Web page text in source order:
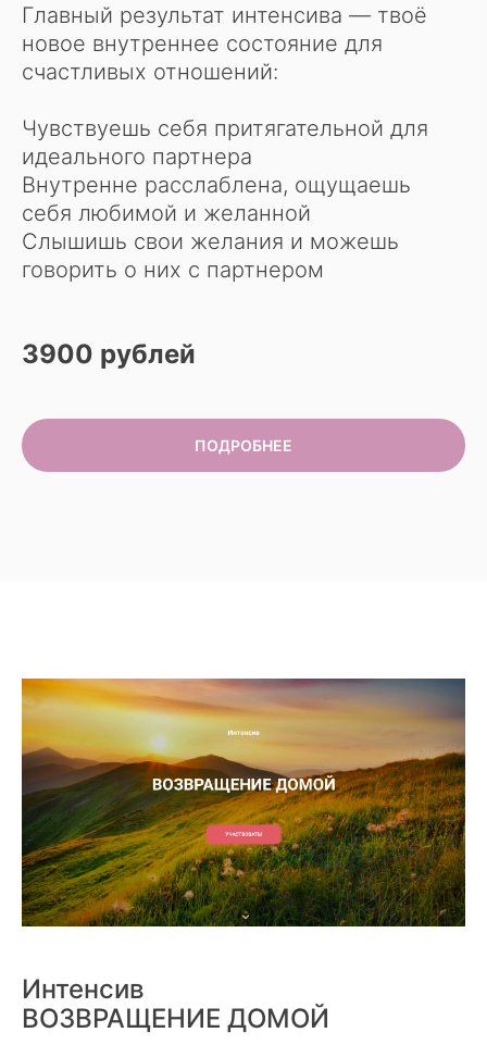
Главный результат интенсива — твоё
новое внутреннее состояние для
счастливых отношений:
Чувствуешь себя притягательной для
идеального партнера
Внутренне расслаблена, ощущаешь
себя любимой и желанной
Слышишь свои желания и можешь
говорить о них с партнером
3900 рублей
ПОДРОБНЕЕ
Интенсив
ВОЗВРАЩЕНИЕ ДОМОЙ